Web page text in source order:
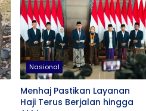
Nasional
Menhaj Pastikan Layanan
Haji Terus Berjalan hingga